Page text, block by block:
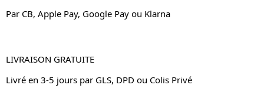
Par CB, Apple Pay, Google Pay ou Klarna
LIVRAISON GRATUITE
Livré en 3-5 jours par GLS, DPD ou Colis Privé